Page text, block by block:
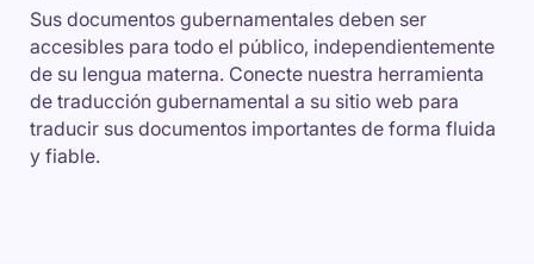
Sus documentos gubernamentales deben ser
accesibles para todo el público, independientemente
de su lengua materna. Conecte nuestra herramienta
de traducción gubernamental a su sitio web para
traducir sus documentos importantes de forma fluida
y fiable.